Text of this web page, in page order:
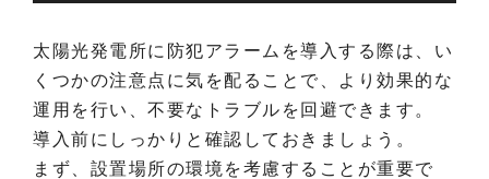
太陽光発電所に防犯アラームを導入する際は、い
くつかの注意点に気を配ることで、より効果的な
運用を行い、不要なトラブルを回避できます。
導入前にしっかりと確認しておきましょう。
まず、設置場所の環境を考慮することが重要で